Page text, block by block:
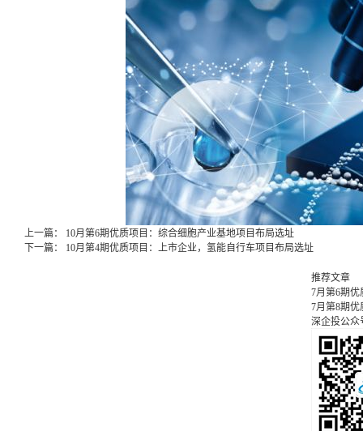
上一篇： 10月第6期优质项目：综合细胞产业基地项目布局选址
下一篇： 10月第4期优质项目：上市企业，氢能自行车项目布局选址
推荐文章
7月第6期
7月第8期
深企投公众